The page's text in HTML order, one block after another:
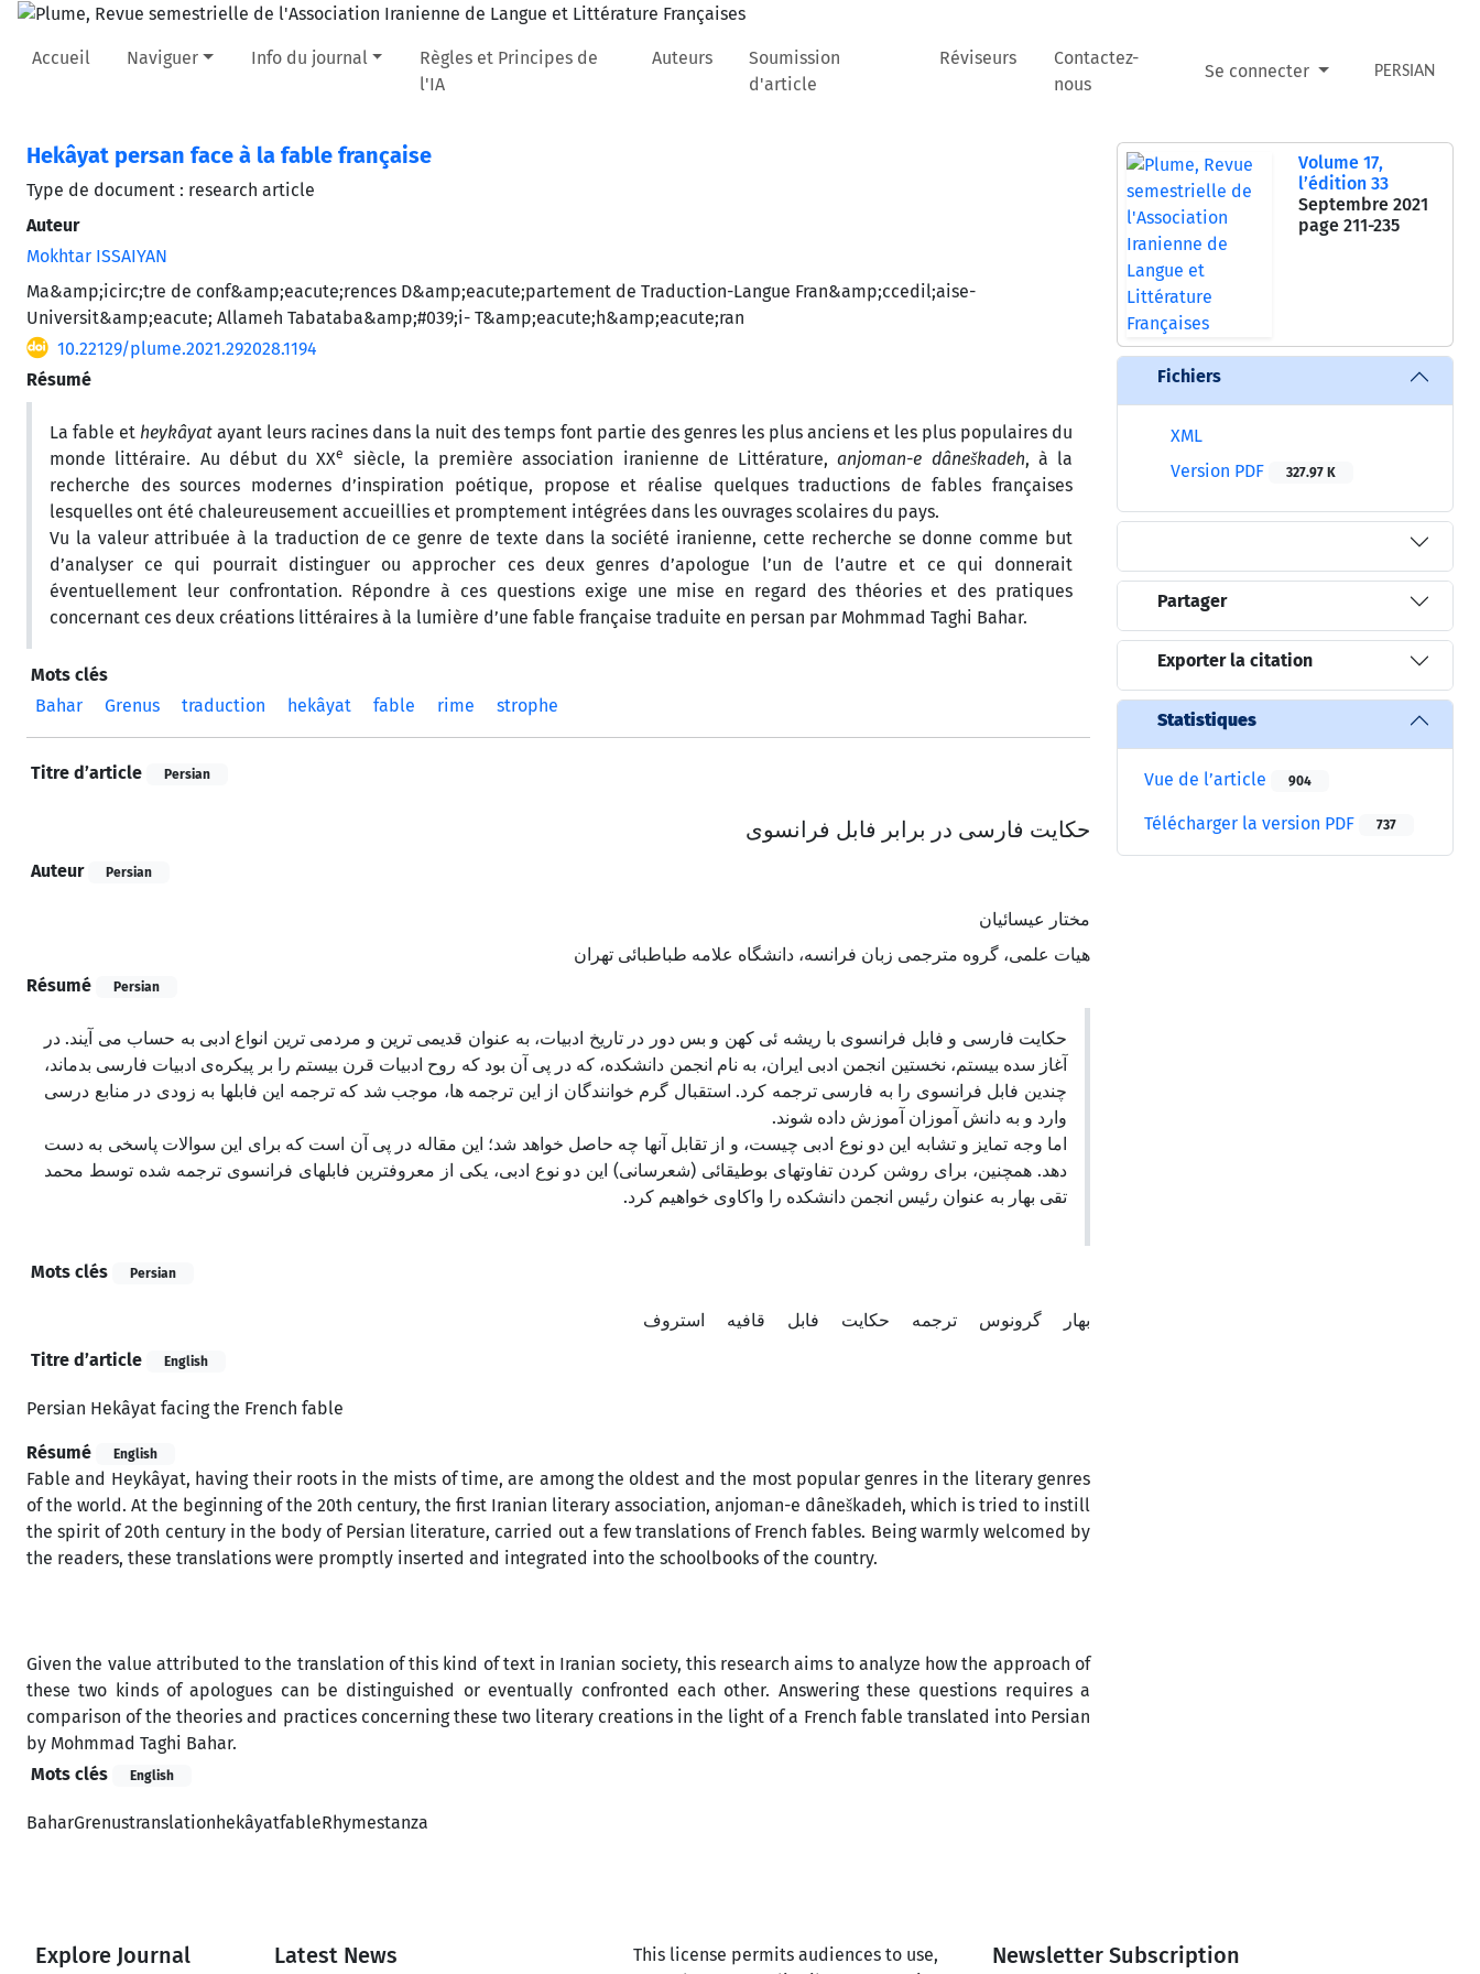
Accueil Naviguer Info du journal
Règles et Principes de
l'IA
Auteurs
Soumission
d'article
Réviseurs
Contactez-
nous
Se connecter PERSIAN
Hekâyat persan face à la fable française
Type de document : research article
Auteur
Mokhtar ISSAIYAN
Ma&amp;icirc;tre de conf&amp;eacute;rences D&amp;eacute;partement de Traduction-Langue Fran&amp;ccedil;aise-
Universit&amp;eacute; Allameh Tabataba&amp;#039;i- T&amp;eacute;h&amp;eacute;ran
10.22129/plume.2021.292028.1194
Résumé
La fable et heykâyat ayant leurs racines dans la nuit des temps font partie des genres les plus anciens et les plus populaires du
monde littéraire. Au début du XXe siècle, la première association iranienne de Littérature,anjoman-e dâneškadeh, à la
recherche des sources modernes d’inspiration poétique, propose et réalise quelques traductions de fables françaises
lesquelles ont été chaleureusement accueillies et promptement intégrées dans les ouvrages scolaires du pays.
Vu la valeur attribuée à la traduction de ce genre de texte dans la société iranienne, cette recherche se donne comme but
d’analyser ce qui pourrait distinguer ou approcher ces deux genres d’apologue l’un de l’autre et ce qui donnerait
éventuellement leur confrontation. Répondre à ces questions exige une mise en regard des théories et des pratiques
concernant ces deux créations littéraires à la lumière d’une fable française traduite en persan par Mohmmad Taghi Bahar.
Mots clés
Bahar
Grenus traduction hekâyat fable rime strophe
Titre d’article Persian
حکایت فارسی در برابر فابل فرانسوی
Auteur Persian
مختار عیسائیان
هیات علمی، گروه مترجمی زبان فرانسه، دانشگاه علامه طباطبائی تهران
Résumé
Persian
حکایت فارسی و فابل فرانسوی با ریشه ئی کهن و بس دور در تاریخ ادبیات، به عنوان قدیمی ترین و مردمی ترین انواع ادبی به حساب می آیند. در
آغاز سده بیستم، نخستین انجمن ادبی ایران، به نام انجمن دانشکده، که در پی آن بود که روح ادبیات قرن بیستم را بر پیکره‌ی ادبیات فارسی بدماند،
چندین فابل فرانسوی را به فارسی ترجمه کرد. استقبال گرم خوانندگان از این ترجمه ها، موجب شد که ترجمه این فابلها به زودی در منابع درسی
وارد و به دانش آموزان آموزش داده شوند.
اما وجه تمایز و تشابه این دو نوع ادبی چیست، و از تقابل آنها چه حاصل خواهد شد؛ این مقاله در پی آن است که برای این سوالات پاسخی به دست
دهد. همچنین، برای روشن کردن تفاوتهای بوطیقائی (شعرسانی) این دو نوع ادبی، یکی از معروفترین فابلهای فرانسوی ترجمه شده توسط محمد
تقی بهار به عنوان رئیس انجمن دانشکده را واکاوی خواهیم کرد.
Mots clés Persian
بهار گرونوس ترجمه حکایت فابل قافیه
استروف
Titre d’article
English
Persian Hekâyat facing the French fable
Résumé English
Fable and Heykâyat, having their roots in the mists of time, are among the oldest and the most popular genres in the literary genres
of the world. At the beginning of the 20th century, the first Iranian literary association, anjoman-e dâneškadeh, which is tried to instill
the spirit of 20th century in the body of Persian literature, carried out a few translations of French fables. Being warmly welcomed by
the readers, these translations were promptly inserted and integrated into the schoolbooks of the country.
Given the value attributed to the translation of this kind of text in Iranian society, this research aims to analyze how the approach of
these two kinds of apologues can be distinguished or eventually confronted each other. Answering these questions requires a
comparison of the theories and practices concerning these two literary creations in the light of a French fable translated into Persian
by Mohmmad Taghi Bahar.
Mots clés
English
BaharGrenustranslationhekâyatfableRhymestanza
Volume 17,
l’édition 33
Septembre 2021
page 211-235
Fichiers
XML
Version PDF
327.97 K
Partager
Exporter la citation
Statistiques
Vue de l’article 904
Télécharger la version PDF 737
Explore Journal Latest News
This license permits audiences to use,
Newsletter Subscription